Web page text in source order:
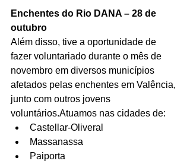
Enchentes do Rio DANA – 28 de
outubro
Além disso, tive a oportunidade de
fazer voluntariado durante o mês de
novembro em diversos municípios
afetados pelas enchentes em Valência,
junto com outros jovens
voluntários.Atuamos nas cidades de:
Castellar-Oliveral
Massanassa
Paiporta